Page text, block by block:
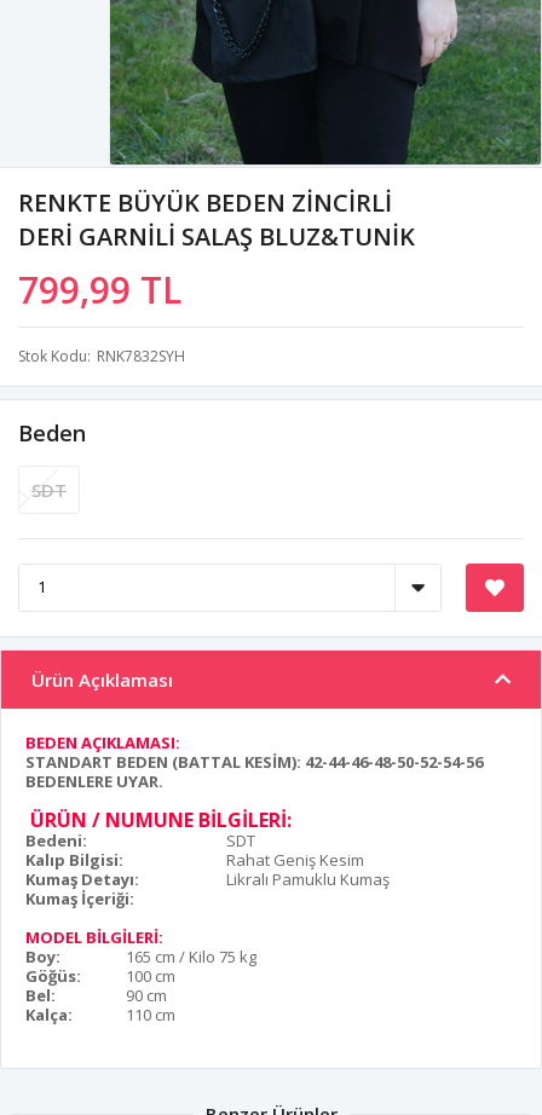
RENKTE BÜYÜK BEDEN ZİNCİRLİ
DERİ GARNİLİ SALAŞ BLUZ&TUNİK
799,99 TL
Stok Kodu RNK7832SYH
Beden
SDT
Ürün Açıklaması
BEDEN AÇIKLAMASI:
STANDART BEDEN (BATTAL KESİM): 42-44-46-48-50-52-54-56
BEDENLERE UYAR.
ÜRÜN / NUMUNE BİLGİLERİ:
Bedeni:
SDT
Kalıp Bilgisi:
Rahat Geniş Kesim
Kumaş Detayı:
Likralı Pamuklu Kumaş
Kumaş İçeriği:
MODEL BİLGİLERİ:
Boy:
165 cm / Kilo 75 kg
Göğüs:
100 cm
Bel:
90 cm
Kalça:
110 cm